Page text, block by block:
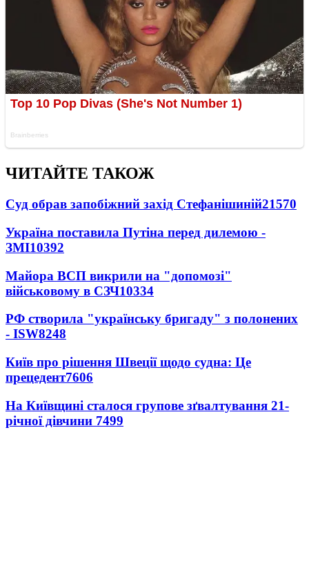
ЧИТАЙТЕ ТАКОЖ
Суд обрав запобіжний захід Стефанішиній21570
Україна поставила Путіна перед дилемою -
ЗМІ10392
Майора ВСП викрили на "допомозі"
військовому в СЗЧ10334
РФ створила "українську бригаду" з полонених
- ISW8248
Київ про рішення Швеції щодо судна: Це
прецедент7606
На Київщині сталося групове зґвалтування 21-
річної дівчини 7499